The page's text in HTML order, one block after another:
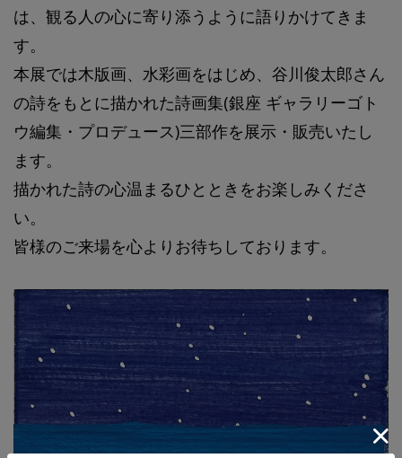
は、観る人の心に寄り添うように語りかけてきま
す。
本展では木版画、水彩画をはじめ、谷川俊太郎さん
の詩をもとに描かれた詩画集(銀座 ギャラリーゴト
ウ編集・プロデュース)三部作を展示・販売いたし
ます。
描かれた詩の心温まるひとときをお楽しみくださ
い。
皆様のご来場を心よりお待ちしております。